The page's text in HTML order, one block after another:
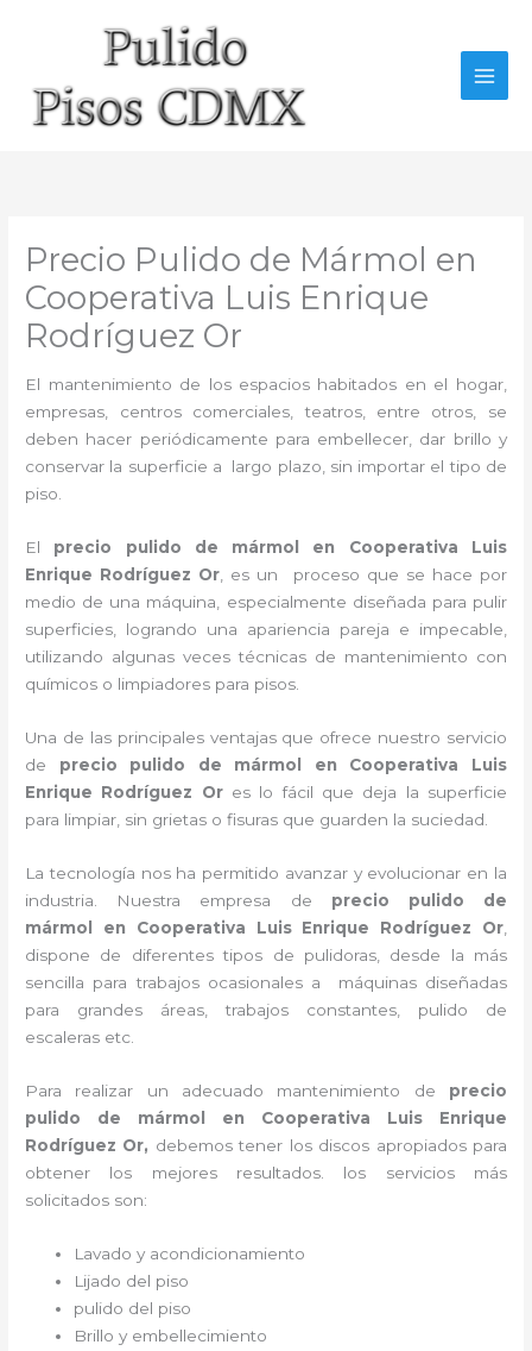
Precio Pulido de Mármol en
Cooperativa Luis Enrique
Rodríguez Or
El mantenimiento de los espacios habitados en el hogar,
empresas, centros comerciales, teatros, entre otros, se
deben hacer periódicamente para embellecer, dar brillo y
conservar la superficie a largo plazo, sin importar el tipo de
piso.
El precio pulido de mármol en Cooperativa Luis
Enrique Rodríguez Or , es un proceso que se hace por
medio de una máquina, especialmente diseñada para pulir
superficies, logrando una apariencia pareja e impecable,
utilizando algunas veces técnicas de mantenimiento con
químicos o limpiadores para pisos.
Una de las principales ventajas que ofrece nuestro servicio
de precio pulido de mármol
en Cooperativa Luis
Enrique Rodríguez Or es lo fácil que deja la superficie
para limpiar, sin grietas o fisuras que guarden la suciedad.
La tecnología nos ha permitido avanzar y evolucionar en la
industria. Nuestra empresa de precio pulido de
mármol
en Cooperativa Luis Enrique Rodríguez Or,
dispone de diferentes tipos de pulidoras, desde la más
sencilla para trabajos ocasionales a máquinas diseñadas
para grandes áreas, trabajos constantes, pulido de
escaleras etc.
Para realizar un adecuado mantenimiento de precio
pulido de mármol
en Cooperativa Luis Enrique
Rodríguez Or, debemos tener los discos apropiados para
obtener los mejores resultados. los servicios más
solicitados son:
Lavado y acondicionamiento
Lijado del piso
pulido del piso
Brillo y embellecimiento